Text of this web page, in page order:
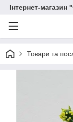
Інтернет-магазин
Товари та